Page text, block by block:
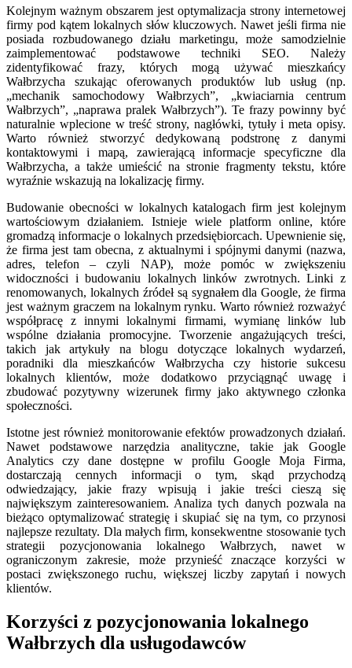
Kolejnym ważnym obszarem jest optymalizacja strony internetowej
firmy pod kątem lokalnych słów kluczowych. Nawet jeśli firma nie
posiada rozbudowanego działu marketingu, może samodzielnie
zaimplementować podstawowe techniki SEO. Należy
zidentyfikować frazy, których mogą używać mieszkańcy
Wałbrzycha szukając oferowanych produktów lub usług (np.
„mechanik samochodowy Wałbrzych”, „kwiaciarnia centrum
Wałbrzych”, „naprawa pralek Wałbrzych”). Te frazy powinny być
naturalnie wplecione w treść strony, nagłówki, tytuły i meta opisy.
Warto również stworzyć dedykowaną podstronę z danymi
kontaktowymi i mapą, zawierającą informacje specyficzne dla
Wałbrzycha, a także umieścić na stronie fragmenty tekstu, które
wyraźnie wskazują na lokalizację firmy.
Budowanie obecności w lokalnych katalogach firm jest kolejnym
wartościowym działaniem. Istnieje wiele platform online, które
gromadzą informacje o lokalnych przedsiębiorcach. Upewnienie się,
że firma jest tam obecna, z aktualnymi i spójnymi danymi (nazwa,
adres, telefon – czyli NAP), może pomóc w zwiększeniu
widoczności i budowaniu lokalnych linków zwrotnych. Linki z
renomowanych, lokalnych źródeł są sygnałem dla Google, że firma
jest ważnym graczem na lokalnym rynku. Warto również rozważyć
współpracę z innymi lokalnymi firmami, wymianę linków lub
wspólne działania promocyjne. Tworzenie angażujących treści,
takich jak artykuły na blogu dotyczące lokalnych wydarzeń,
poradniki dla mieszkańców Wałbrzycha czy historie sukcesu
lokalnych klientów, może dodatkowo przyciągnąć uwagę i
zbudować pozytywny wizerunek firmy jako aktywnego członka
społeczności.
Istotne jest również monitorowanie efektów prowadzonych działań.
Nawet podstawowe narzędzia analityczne, takie jak Google
Analytics czy dane dostępne w profilu Google Moja Firma,
dostarczają cennych informacji o tym, skąd przychodzą
odwiedzający, jakie frazy wpisują i jakie treści cieszą się
największym zainteresowaniem. Analiza tych danych pozwala na
bieżąco optymalizować strategię i skupiać się na tym, co przynosi
najlepsze rezultaty. Dla małych firm, konsekwentne stosowanie tych
strategii pozycjonowania lokalnego Wałbrzych, nawet w
ograniczonym zakresie, może przynieść znaczące korzyści w
postaci zwiększonego ruchu, większej liczby zapytań i nowych
klientów.
Korzyści z pozycjonowania lokalnego
Wałbrzych dla usługodawców